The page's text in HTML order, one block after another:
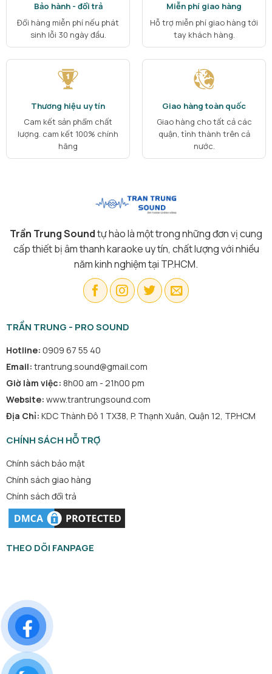
Bảo hành - đổi trả
Đổi hàng miễn phí nếu phát
sinh lỗi 30 ngày đầu.
Miễn phí giao hàng
Hỗ trợ miễn phí giao hàng tới
tay khách hàng.
Thương hiệu uy tín
Cam kết sản phẩm chất
lượng. cam kết 100% chính
hãng
Giao hàng toàn quốc
Giao hàng cho tất cả các
quận, tỉnh thành trên cả
nước.
Trần Trung Soundtự hào là một trong những đơn vị cung
cấp thiết bị âm thanh karaoke uy tín, chất lượng với nhiều
năm kinh nghiệm tại TP.HCM.
TRẦN TRUNG - PRO SOUND
Hotline: 0909 67 55 40
Email: trantrung.sound@gmail.com
Giờ làm việc: 8h00 am - 21h00 pm
Website: www.trantrungsound.com
Địa Chỉ: KDC Thành Đô 1 TX38, P. Thạnh Xuân, Quận 12, TP.HCM
CHÍNH SÁCH HỖ TRỢ
Chính sách bảo mật
Chính sách giao hàng
Chính sách đổi trả
THEO DÕI FANPAGE